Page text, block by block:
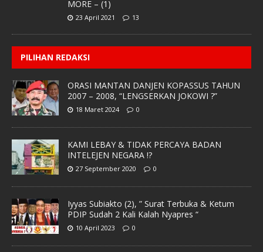
MORE – (1)
23 April 2021 13
PILIHAN REDAKSI
ORASI MANTAN DANJEN KOPASSUS TAHUN
2007 – 2008, “LENGSERKAN JOKOWI ?”
18 Maret 2024 0
KAMI LEBAY & TIDAK PERCAYA BADAN
INTELEJEN NEGARA !?
27 September 2020 0
Iyyas Subiakto (2), ” Surat Terbuka & Ketum
PDIP Sudah 2 Kali Kalah Nyapres “
10 April 2023 0